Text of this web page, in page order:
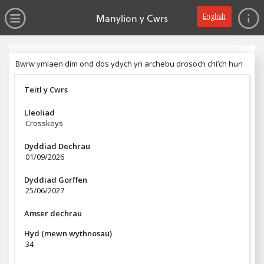
Agor y Gwymplen English
Manylion y Cwrs
Bwrw ymlaen dim ond dos ydych yn archebu drosoch chi’ch hun
Bwrw ymlaen dim ond dos ydych yn archebu drosoch chi’ch hun
Teitl y Cwrs
Lleoliad
Crosskeys
Dyddiad Dechrau
01/09/2026
Dyddiad Gorffen
25/06/2027
Amser dechrau
Hyd (mewn wythnosau)
34